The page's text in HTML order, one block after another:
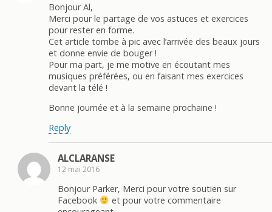
Bonjour Al,
Merci pour le partage de vos astuces et exercices
pour rester en forme.
Cet article tombe à pic avec l’arrivée des beaux jours
et donne envie de bouger !
Pour ma part, je me motive en écoutant mes
musiques préférées, ou en faisant mes exercices
devant la télé !
Bonne journée et à la semaine prochaine !
Reply
ALCLARANSE
12 mai 2016
Bonjour Parker, Merci pour votre soutien sur
Facebook
et pour votre commentaire